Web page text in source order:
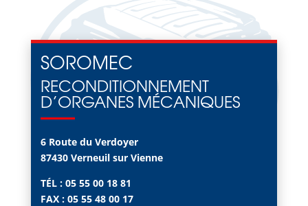
SOROMEC
RECONDITIONNEMENT
D’ORGANES MÉCANIQUES
6 Route du Verdoyer
87430 Verneuil sur Vienne
TÉL : 05 55 00 18 81
FAX : 05 55 48 00 17